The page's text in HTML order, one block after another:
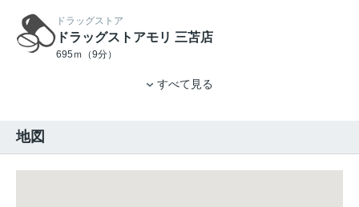
ドラッグストア
ドラッグストアモリ 三苫店
695ｍ（9分）
すべて見る
地図